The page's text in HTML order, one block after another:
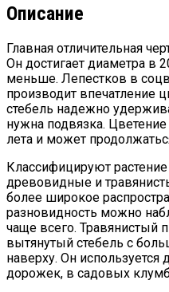
Описание
Главная отличительная
Он достигает диаметра в
меньше. Лепестков в
производит впечатление
стебель надежно
нужна подвязка.
лета и может
Классифицируют
древовидные и
более широкое
разновидность можно
чаще всего. Травянистый
вытянутый стебель с
наверху. Он используется
дорожек, в садовых